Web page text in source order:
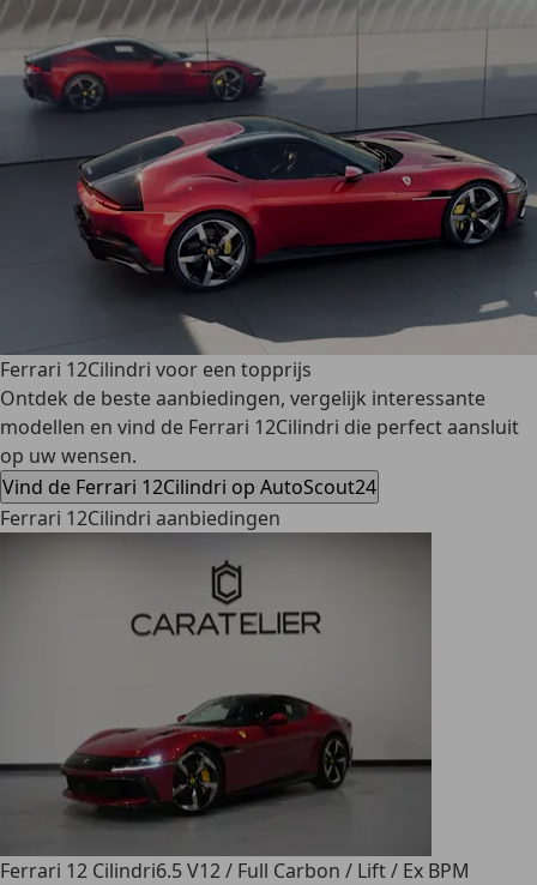
Ferrari 12Cilindri voor een topprijs
Ontdek de beste aanbiedingen, vergelijk interessante
modellen en vind de Ferrari 12Cilindri die perfect aansluit
op uw wensen.
Vind de Ferrari 12Cilindri op AutoScout24
Ferrari 12Cilindri aanbiedingen
Ferrari 12 Cilindri6.5 V12 / Full Carbon / Lift / Ex BPM